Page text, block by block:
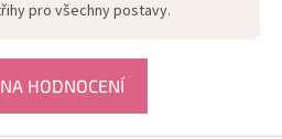
pro všechny postavy.
HODNOCENÍ